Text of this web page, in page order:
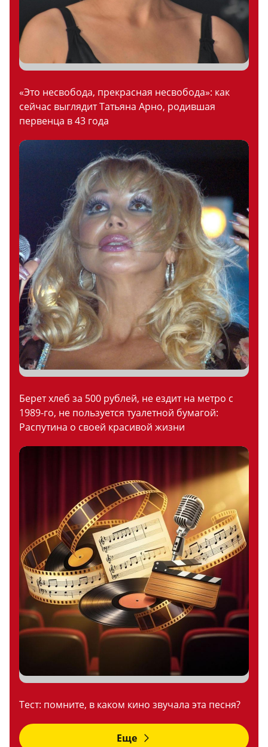
«Это несвобода, прекрасная несвобода»: как
сейчас выглядит Татьяна Арно, родившая
первенца в 43 года
Берет хлеб за 500 рублей, не ездит на метро с
1989-го, не пользуется туалетной бумагой:
Распутина о своей красивой жизни
Тест: помните, в каком кино звучала эта песня?
Еще